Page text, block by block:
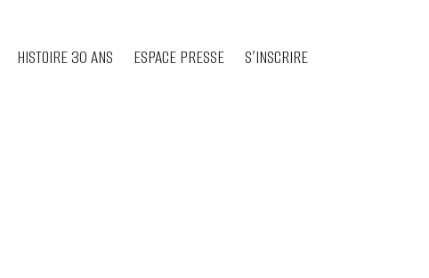
HISTOIRE 30 ANS ESPACE PRESSE S’INSCRIRE